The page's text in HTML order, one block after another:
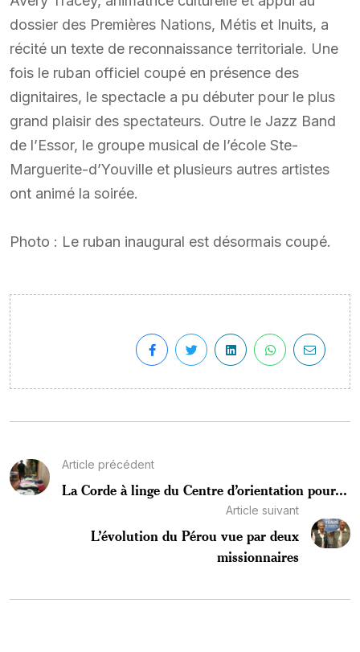
dossier des Premières Nations, Métis et Inuits, a
récité un texte de reconnaissance territoriale. Une
fois le ruban officiel coupé en présence des
dignitaires, le spectacle a pu débuter pour le plus
grand plaisir des spectateurs. Outre le Jazz Band
de l’Essor, le groupe musical de l’école Ste-
Marguerite-d’Youville et plusieurs autres artistes
ont animé la soirée.
Photo : Le ruban inaugural est désormais coupé.
Article précédent
La Corde à linge du Centre d’orientation pour...
Article suivant
L’évolution du Pérou vue par deux
missionnaires